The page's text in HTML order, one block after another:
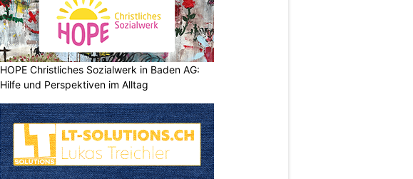
HOPE Christliches Sozialwerk in Baden AG:
Hilfe und Perspektiven im Alltag